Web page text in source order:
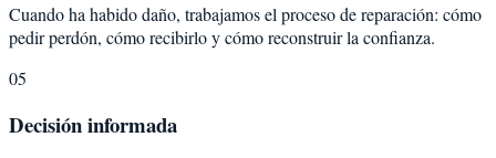
Cuando ha habido daño, trabajamos el proceso de reparación: cómo
pedir perdón, cómo recibirlo y cómo reconstruir la confianza.
05
Decisión informada